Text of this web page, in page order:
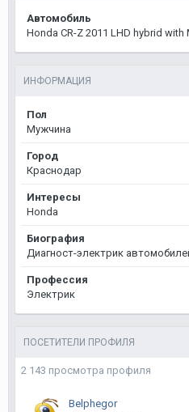
Автомобиль
Honda CR-Z 2011 LHD hybrid
ИНФОРМАЦИЯ
Пол
Мужчина
Город
Краснодар
Интересы
Honda
Биография
Диагност-электрик
Профессия
Электрик
ПОСЕТИТЕЛИ ПРОФИЛЯ
2 143 просмотра профиля
Belphegor